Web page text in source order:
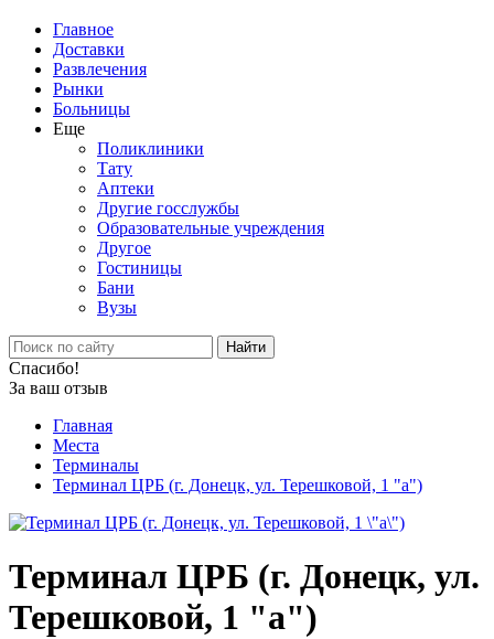
Главное
Доставки
Развлечения
Рынки
Больницы
Еще
Поликлиники
Тату
Аптеки
Другие госслужбы
Образовательные учреждения
Другое
Гостиницы
Бани
Вузы
Найти
Спасибо!
За ваш отзыв
Главная
Места
Терминалы
Терминал ЦРБ (г. Донецк, ул. Терешковой, 1 "а")
Терминал ЦРБ (г. Донецк, ул.
Терешковой, 1 "а")